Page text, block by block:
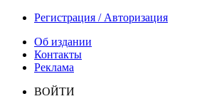
Регистрация / Авторизация
Об издании
Контакты
Реклама
ВОЙТИ